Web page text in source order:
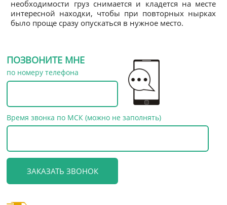
необходимости груз снимается и кладется на месте
интересной находки, чтобы при повторных нырках
было проще сразу опускаться в нужное место.
ПОЗВОНИТЕ МНЕ
по номеру телефона
Время звонка по МСК (можно не заполнять)